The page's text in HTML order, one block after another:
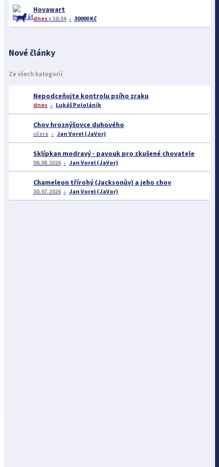
Hovawart
dnesv 10:34 30000 Kč
Nové články
Ze všech kategorií
Nepodceňujte kontrolu psího zraku
dnes Lukáš Pololáník
Chov hroznýšovce duhového
včera Jan Vorel (JaVor)
Sklípkan modravý - pavouk pro zkušené chovatele
06.08.2026 Jan Vorel (JaVor)
Chameleon třírohý (Jacksonův) a jeho chov
30.07.2026 Jan Vorel (JaVor)